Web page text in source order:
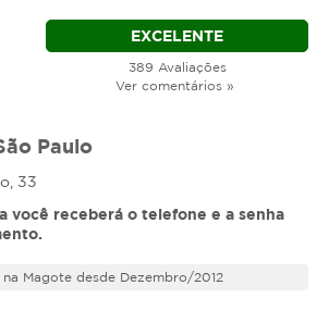
conseguirá mais utilizar o
o mesmo. EXCELENTE
389 Avaliações
Ver comentários »
Paulo
33
você receberá o telefone e a senha
na Magote desde Dezembro/2012